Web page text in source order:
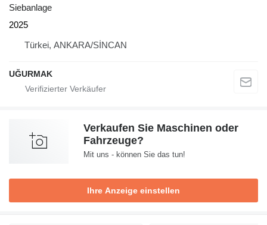
Siebanlage
2025
Türkei, ANKARA/SİNCAN
UĞURMAK
Verkaufen Sie Maschinen oder
Fahrzeuge?
Mit uns - können Sie das tun!
Ihre Anzeige einstellen